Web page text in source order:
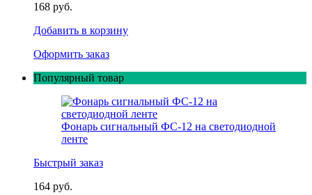
168 руб.
Добавить в корзину
Оформить заказ
Популярный товар
Фонарь сигнальный ФС-12 на светодиодной
ленте
Быстрый заказ
164 руб.